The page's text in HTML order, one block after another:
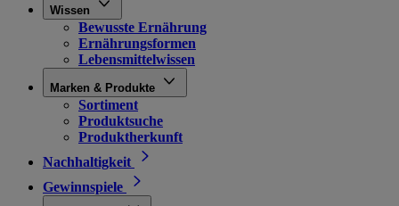
Wissen
Bewusste Ernährung
Ernährungsformen
Lebensmittelwissen
Marken & Produkte
Sortiment
Produktsuche
Produktherkunft
Nachhaltigkeit
Gewinnspiele